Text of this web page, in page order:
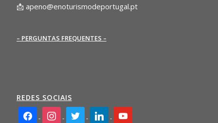
📩 apeno@enoturismodeportugal.pt
– PERGUNTAS FREQUENTES –
REDES SOCIAIS
facebook2instagramtwitter linkedin youtube